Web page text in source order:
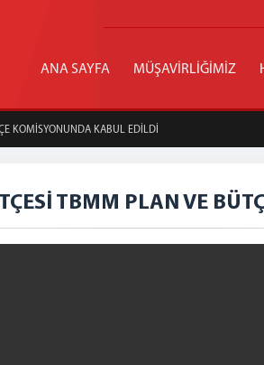
ANA SAYFA MÜŞAVİRLİĞİMİZ
KOMİSYONUNDA KABUL EDİLDİ
TBMM PLAN VE